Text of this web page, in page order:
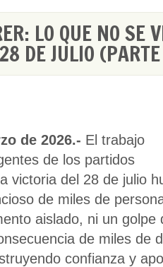
LO QUE NO SE
DE JULIO
de 2026.- El trabajo
de los partidos
victoria del 28 de julio
de miles de
aislado, ni un golpe
de miles de
confianza y